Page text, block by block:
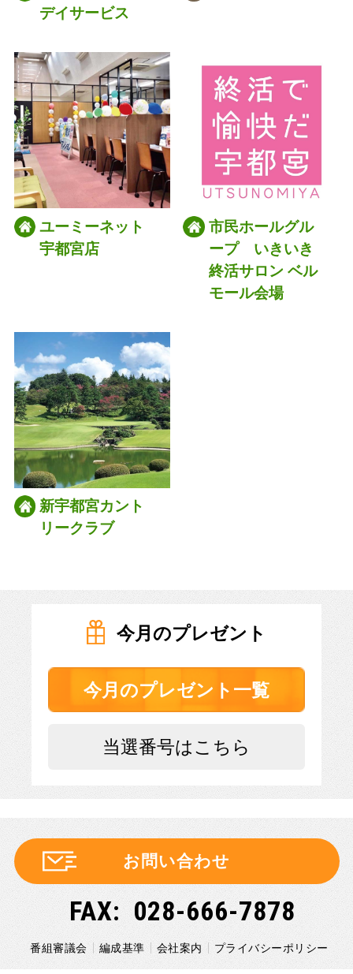
今月のプレゼント
今月のプレゼント一覧
当選番号はこちら
デイサービス
ユーミーネット
宇都宮店
市民ホールグル
ープ いきいき
終活サロン ベル
モール会場
新宇都宮カント
リークラブ
お問い合わせ
028-666-7878
番組審議会 編成基準 会社案内 プライバシーポリシー